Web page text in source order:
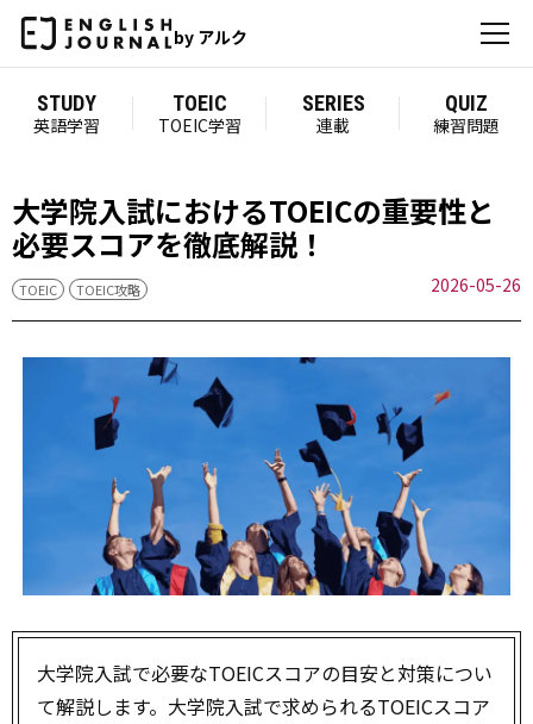
by アルク
STUDY
英語学習
TOEIC
TOEIC学習
SERIES
連載
QUIZ
練習問題
大学院入試におけるTOEICの重要性と
必要スコアを徹底解説！
TOEIC TOEIC攻略 2026-05-26
大学院入試で必要なTOEICスコアの目安と対策につい
て解説します。大学院入試で求められるTOEICスコア